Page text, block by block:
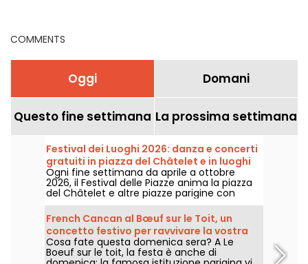
COMMENTS
Oggi Domani
Questo fine settimana La prossima settimana
Festival dei Luoghi 2026: danza e concerti
gratuiti in piazza del Châtelet e in luoghi
diversi a Parigi
Ogni fine settimana da aprile a ottobre
2026, il Festival delle Piazze anima la piazza
del Châtelet e altre piazze parigine con
laboratori di danza, concerti e performance
completamente gratuiti proposti dal
Théâtre de la Ville.
French Cancan al Bœuf sur le Toit, un
concetto festivo per ravvivare la vostra
domenica sera
Cosa fate questa domenica sera? A Le
Boeuf sur le toit, la festa è anche di